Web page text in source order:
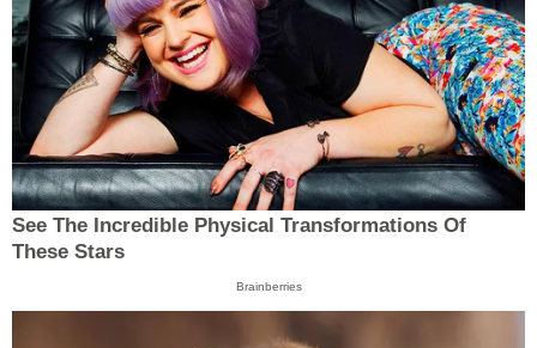
See The Incredible Physical Transformations Of
These Stars
Brainberries